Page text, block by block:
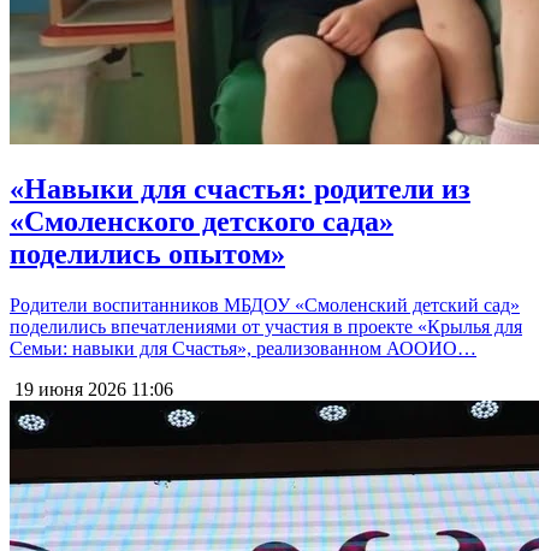
«Навыки для счастья: родители из
«Смоленского детского сада»
поделились опытом»
Родители воспитанников МБДОУ «Смоленский детский сад»
поделились впечатлениями от участия в проекте «Крылья для
Семьи: навыки для Счастья», реализованном АООИО…
19 июня 2026 11:06